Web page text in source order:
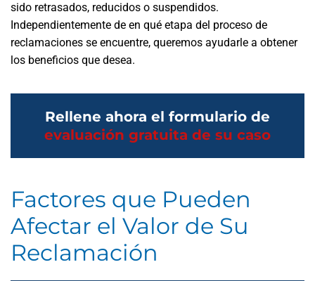
sido retrasados, reducidos o suspendidos.
Independientemente de en qué etapa del proceso de
reclamaciones se encuentre, queremos ayudarle a obtener
los beneficios que desea.
Rellene ahora el formulario de
evaluación gratuita de su caso
Factores que Pueden
Afectar el Valor de Su
Reclamación